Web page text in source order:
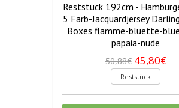
Reststück 192cm -
5 Farb-Jacquardjersey
Boxes flamme-bluette-
papaia-nude
50,88€ 45,80€
Reststück